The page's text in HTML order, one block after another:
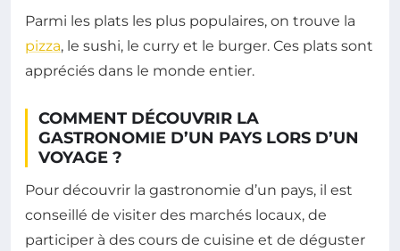
Parmi les plats les plus populaires, on trouve la
pizza, le sushi, le curry et le burger. Ces plats sont
appréciés dans le monde entier.
COMMENT DÉCOUVRIR LA
GASTRONOMIE D’UN PAYS LORS D’UN
VOYAGE ?
Pour découvrir la gastronomie d’un pays, il est
conseillé de visiter des marchés locaux, de
participer à des cours de cuisine et de déguster